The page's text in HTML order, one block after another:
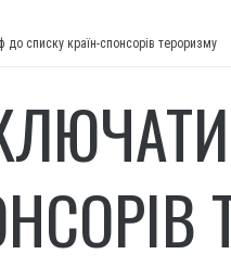
списку країн-спонсорів тероризму